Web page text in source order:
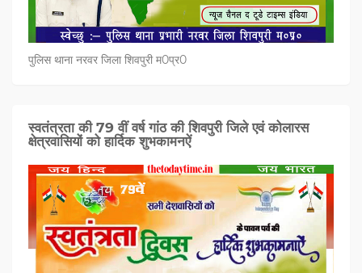
पुलिस थाना नरवर जिला शिवपुरी म0प्र0
स्वतंत्रता की 79 वीं वर्ष गांठ की शिवपुरी जिले एवं कोलारस
क्षेत्रवासियों को हार्दिक शुभकामनऐं